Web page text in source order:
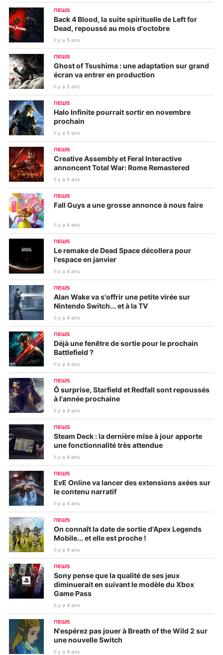
NEWS
Back 4 Blood, la suite spirituelle de Left for
Dead, repoussé au mois d'octobre
Il y a 5 ans
NEWS
Ghost of Tsushima : une adaptation sur grand
écran va entrer en production
Il y a 5 ans
NEWS
Halo Infinite pourrait sortir en novembre
prochain
Il y a 5 ans
NEWS
Creative Assembly et Feral Interactive
annoncent Total War: Rome Remastered
Il y a 5 ans
NEWS
Fall Guys a une grosse annonce à nous faire
Il y a 4 ans
NEWS
Le remake de Dead Space décollera pour
l'espace en janvier
Il y a 4 ans
NEWS
Alan Wake va s'offrir une petite virée sur
Nintendo Switch... et à la TV
Il y a 4 ans
NEWS
Déjà une fenêtre de sortie pour le prochain
Battlefield ?
Il y a 4 ans
NEWS
Ô surprise, Starfield et Redfall sont repoussés
à l'année prochaine
Il y a 4 ans
NEWS
Steam Deck : la dernière mise à jour apporte
une fonctionnalité très attendue
Il y a 4 ans
NEWS
EvE Online va lancer des extensions axées sur
le contenu narratif
Il y a 4 ans
NEWS
On connaît la date de sortie d'Apex Legends
Mobile... et elle est proche !
Il y a 4 ans
NEWS
Sony pense que la qualité de ses jeux
diminuerait en suivant le modèle du Xbox
Game Pass
Il y a 4 ans
NEWS
N'espérez pas jouer à Breath of the Wild 2 sur
une nouvelle Switch
Il y a 4 ans